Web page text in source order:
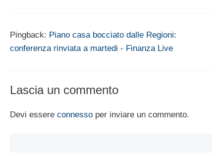
Pingback: Piano casa bocciato dalle Regioni:
conferenza rinviata a martedi - Finanza Live
Lascia un commento
Devi essere connesso per inviare un commento.